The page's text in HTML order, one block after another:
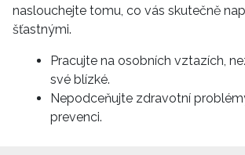
naslouchejte tomu, co vás skutečně
šťastnými.
Pracujte na osobních vztazích,
své blízké.
Nepodceňujte zdravotní
prevenci.